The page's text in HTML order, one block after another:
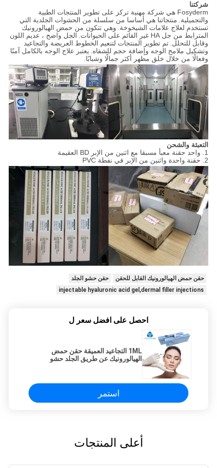
شركتنا
Fosyderm هي شركة مهنية تركز على تطوير المنتجات الطبية
والتجميلية. منتجاتنا هي أساسا من سلسلة من الحشوات الجلدية التي
تستخدم لعلاج علامات الشيخوخة. وهي تتكون من حمض الهيالورونيك
المترابط من جل HA غير القائم على الحيوانات.
الجل واضح ، عديم اللون
وقابل للتحلل. تم تطوير المنتجات لتنعيم الخطوط العريضة والتجاعيد
وتشكيل ملامح الوجه وإضافة حجم للشفاه. يعتبر علاج الوجه بالكامل آمنًا
وفعالًا من خلال خلق مظهر أكثر جمالًا وشبابًا.
التعبئة والشحن
1. واحد حقنة معبأ مسبقا مع اثنين من الإبر BD العقيمة
2. حقنة واحدة واثنين من الإبر في نفطة PVC
حقن حمض الهيالورونيك القابل للحقن
حقن حشو الجلد
injectable hyaluronic acid gel,dermal filler injections
احصل على افضل سعر ل
1ML التجاعيد العميقة حقن حمض
الهيالورونيك عن طريق الجلد حشو
استمر
أعلى المنتجات